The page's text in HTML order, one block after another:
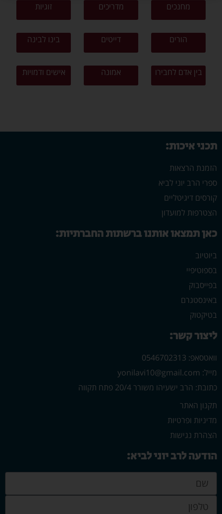
מחנכים מדריכים זוגיות
הורים דייטים בינו לבינה
בין אדם לחבירו אמונה אישים ודמויות
תכני איכות:
הזמנת הרצאות
ספרי הרב יוני לביא
קורסים דיגיטליים
הצטרפות למועדון
כאן תמצאו אותנו ברשתות החברתיות:
ביוטיוב
בספוטיפיי
בפייסבוק
באינסטגרם
בטיקטוק
ליצור קשר:
וואטסאפ: 0546702313
מייל: yonilavi10@gmail.com
כתובת: הרב ישעיהו משורר 20/4 פתח תקווה
תקנון האתר
מדיניות ופרטיות
הצהרת נגישות
הודעה לרב יוני לביא: